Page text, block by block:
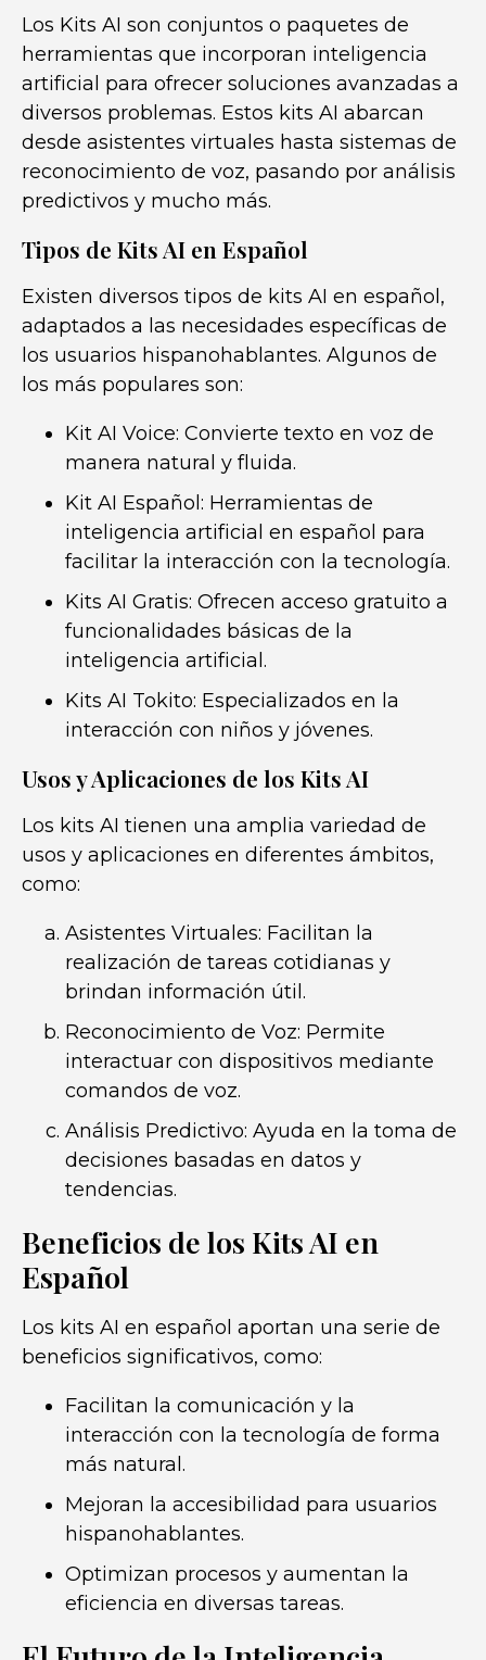
Los Kits AI son conjuntos o paquetes de
herramientas que incorporan inteligencia
artificial para ofrecer soluciones avanzadas a
diversos problemas. Estos kits AI abarcan
desde asistentes virtuales hasta sistemas de
reconocimiento de voz, pasando por análisis
predictivos y mucho más.
Tipos de Kits AI en Español
Existen diversos tipos de kits AI en español,
adaptados a las necesidades específicas de
los usuarios hispanohablantes. Algunos de
los más populares son:
Kit AI Voice: Convierte texto en voz de
manera natural y fluida.
Kit AI Español: Herramientas de
inteligencia artificial en español para
facilitar la interacción con la tecnología.
Kits AI Gratis: Ofrecen acceso gratuito a
funcionalidades básicas de la
inteligencia artificial.
Kits AI Tokito: Especializados en la
interacción con niños y jóvenes.
Usos y Aplicaciones de los Kits AI
Los kits AI tienen una amplia variedad de
usos y aplicaciones en diferentes ámbitos,
como:
Asistentes Virtuales: Facilitan la
realización de tareas cotidianas y
brindan información útil.
Reconocimiento de Voz: Permite
interactuar con dispositivos mediante
comandos de voz.
Análisis Predictivo: Ayuda en la toma de
decisiones basadas en datos y
tendencias.
Beneficios de los Kits AI en
Español
Los kits AI en español aportan una serie de
beneficios significativos, como:
Facilitan la comunicación y la
interacción con la tecnología de forma
más natural.
Mejoran la accesibilidad para usuarios
hispanohablantes.
Optimizan procesos y aumentan la
eficiencia en diversas tareas.